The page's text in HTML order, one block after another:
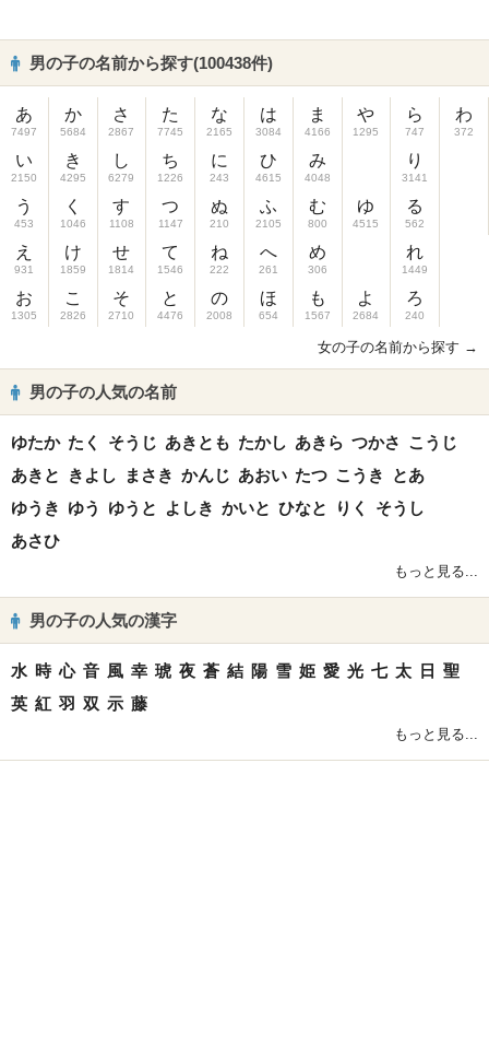
男の子の名前から探す(100438件)
あ
7497
い
2150
う
453
え
931
お
1305
か
5684
き
4295
く
1046
け
1859
こ
2826
さ
2867
し
6279
す
1108
せ
1814
そ
2710
た
7745
ち
1226
つ
1147
て
1546
と
4476
な
2165
に
243
ぬ
210
ね
222
の
2008
は
3084
ひ
4615
ふ
2105
へ
261
ほ
654
ま
4166
み
4048
む
800
め
306
も
1567
や
1295
ゆ
4515
よ
2684
ら
747
り
3141
る
562
れ
1449
ろ
240
わ
372
女の子の名前から探す →
男の子の人気の名前
ゆたか たく そうじ あきとも たかし あきら つかさ こうじ
あきと
きよし まさき かんじ あおい たつ こうき
とあ
ゆうき ゆう ゆうと よしき かいと ひなと りく
そうし
あさひ
もっと見る...
男の子の人気の漢字
水 時 心 音 風 幸 琥 夜 蒼 結 陽 雪 姫 愛 光 七 太 日 聖
英 紅 羽 双 示 藤
もっと見る...